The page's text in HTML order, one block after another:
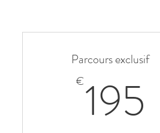
Parcours exclusif
€195